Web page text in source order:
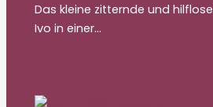
Das kleine zitternde und
Ivo in einer…